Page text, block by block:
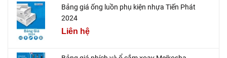
Bảng giá ống luồn phụ kiện nhựa Tiến Phát
2024
Liên hệ